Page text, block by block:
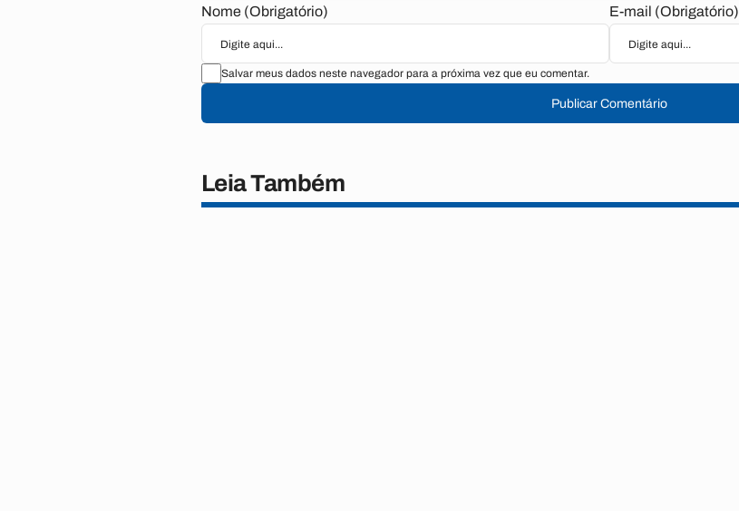
Nome (Obrigatório) E-mail (Obrigatório)
Salvar meus dados neste navegador para a próxima vez que eu comentar.
Publicar Comentário
Leia Também